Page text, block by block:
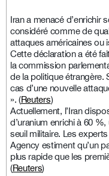
Iran a menacé d’enrichir
considéré comme de
attaques américaines ou
Cette déclaration a été
la commission
de la politique étrangère.
cas d’une nouvelle
». (Reuters)
Actuellement, l’Iran
d’uranium enrichi à 60
seuil militaire. Les
Agency estiment qu’un
plus rapide que les
(Reuters)